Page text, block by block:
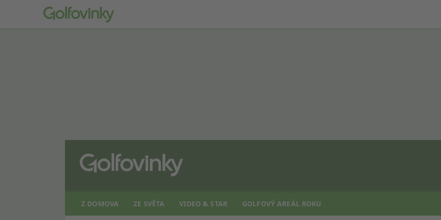
Z DOMOVA ZE SVĚTA VIDEO & STAR GOLFOVÝ AREÁL ROKU